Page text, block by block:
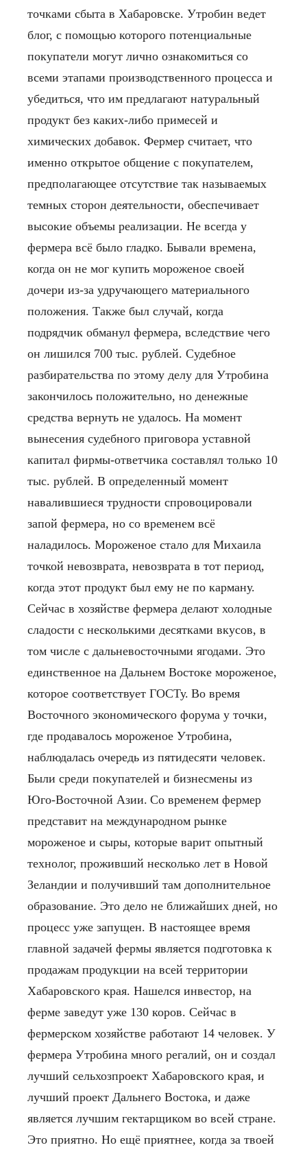
точками сбыта в Хабаровске. Утробин ведет
блог, с помощью которого потенциальные
покупатели могут лично ознакомиться со
всеми этапами производственного процесса и
убедиться, что им предлагают натуральный
продукт без каких-либо примесей и
химических добавок. Фермер считает, что
именно открытое общение с покупателем,
предполагающее отсутствие так называемых
темных сторон деятельности, обеспечивает
высокие объемы реализации. Не всегда у
фермера всё было гладко. Бывали времена,
когда он не мог купить мороженое своей
дочери из-за удручающего материального
положения. Также был случай, когда
подрядчик обманул фермера, вследствие чего
он лишился 700 тыс. рублей. Судебное
разбирательства по этому делу для Утробина
закончилось положительно, но денежные
средства вернуть не удалось. На момент
вынесения судебного приговора уставной
капитал фирмы-ответчика составлял только 10
тыс. рублей. В определенный момент
навалившиеся трудности спровоцировали
запой фермера, но со временем всё
наладилось. Мороженое стало для Михаила
точкой невозврата, невозврата в тот период,
когда этот продукт был ему не по карману.
Сейчас в хозяйстве фермера делают холодные
сладости с несколькими десятками вкусов, в
том числе с дальневосточными ягодами. Это
единственное на Дальнем Востоке мороженое,
которое соответствует ГОСТу. Во время
Восточного экономического форума у точки,
где продавалось мороженое Утробина,
наблюдалась очередь из пятидесяти человек.
Были среди покупателей и бизнесмены из
Юго-Восточной Азии. Со временем фермер
представит на международном рынке
мороженое и сыры, которые варит опытный
технолог, проживший несколько лет в Новой
Зеландии и получивший там дополнительное
образование. Это дело не ближайших дней, но
процесс уже запущен. В настоящее время
главной задачей фермы является подготовка к
продажам продукции на всей территории
Хабаровского края. Нашелся инвестор, на
ферме заведут уже 130 коров. Сейчас в
фермерском хозяйстве работают 14 человек. У
фермера Утробина много регалий, он и создал
лучший сельхозпроект Хабаровского края, и
лучший проект Дальнего Востока, и даже
является лучшим гектарщиком во всей стране.
Это приятно. Но ещё приятнее, когда за твоей